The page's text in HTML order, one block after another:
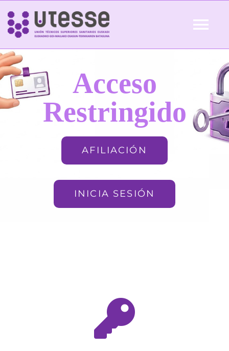
Skip
content
Inicio
QUIÉNES SOMOS Acceso
Restringido
AFILIACIÓN
INICIA SESIÓN